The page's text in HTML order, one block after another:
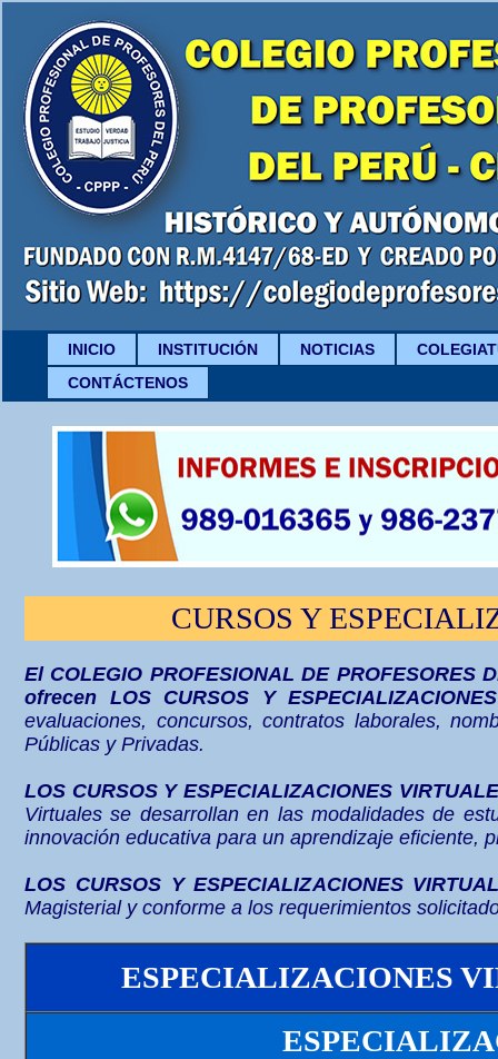
INICIO INSTITUCIÓN NOTICIAS
CONTÁCTENOS
CURSOS Y
El COLEGIO PROFESIONAL DE PROFESORES
ofrecen LOS CURSOS Y
evaluaciones, concursos, contratos laborales,
Públicas y Privadas.
LOS CURSOS Y ESPECIALIZACIONES
Virtuales se desarrollan en las modalidades de
innovación educativa para un aprendizaje eficiente,
LOS CURSOS Y ESPECIALIZACIONES
Magisterial y conforme a los requerimientos
ESPECIALIZACIONES